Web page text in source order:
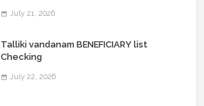
July 21, 2026
Talliki vandanam BENEFICIARY list
Checking
July 22, 2026